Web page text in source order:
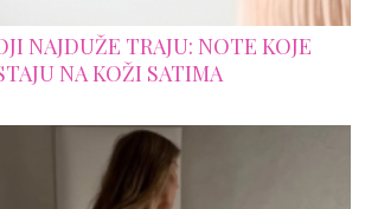
NAJDUŽE TRAJU: NOTE KOJE
NA KOŽI SATIMA